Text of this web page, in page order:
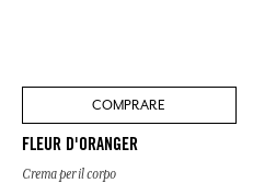
COMPRARE
FLEUR D'ORANGER
Crema per il corpo